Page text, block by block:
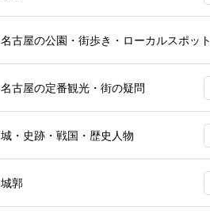
名古屋の公園・街歩き・ローカルスポット
名古屋の定番観光・街の疑問
城・史跡・戦国・歴史人物
城郭